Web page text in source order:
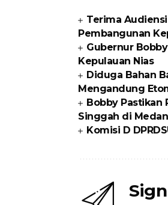
Terima
Pembangunan
Gubernur
Kepulauan Nias
Diduga Bahan
Mengandung
Bobby Pastikan
Singgah di Medan
Komisi D